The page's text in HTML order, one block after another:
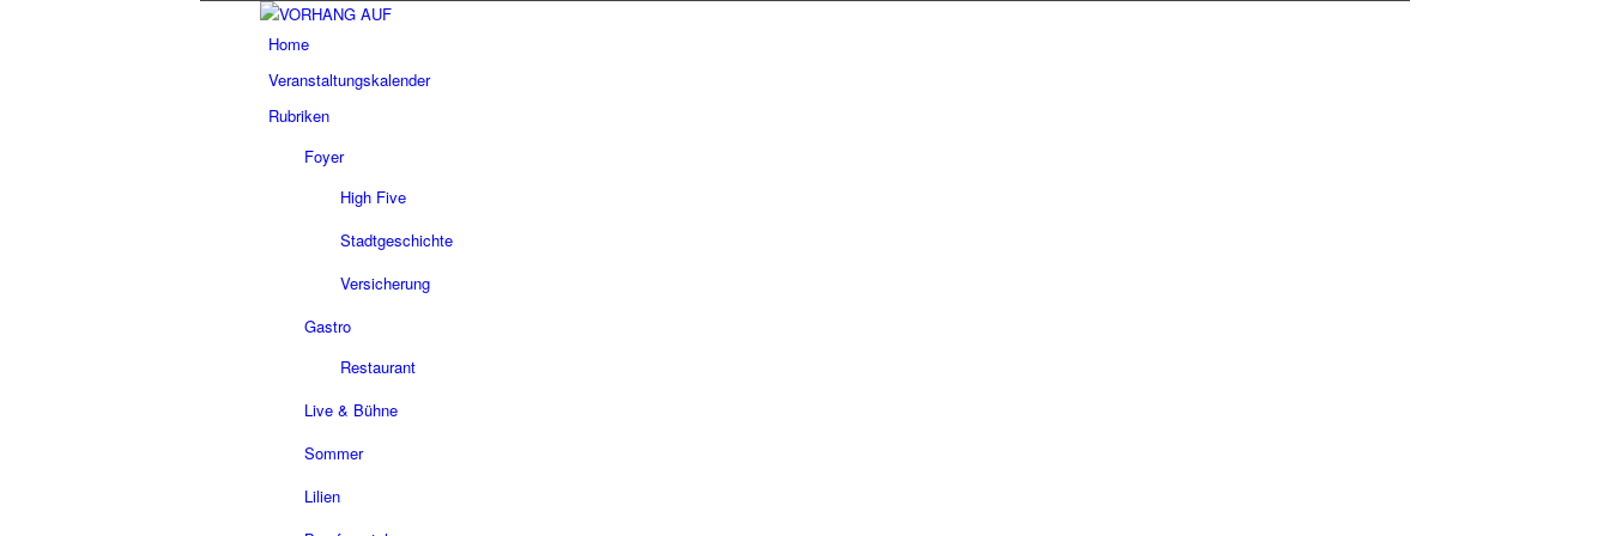
Home
Veranstaltungskalender
Rubriken
Foyer
High Five
Stadtgeschichte
Versicherung
Gastro
Restaurant
Live & Bühne
Sommer
Lilien